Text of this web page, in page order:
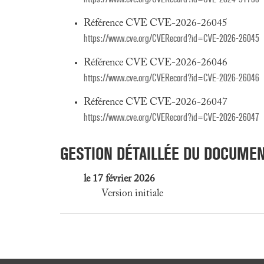
Référence CVE CVE-2026-26045
https://www.cve.org/CVERecord?id=CVE-2026-26045
Référence CVE CVE-2026-26046
https://www.cve.org/CVERecord?id=CVE-2026-26046
Référence CVE CVE-2026-26047
https://www.cve.org/CVERecord?id=CVE-2026-26047
GESTION DÉTAILLÉE DU
le 17 février 2026
Version initiale